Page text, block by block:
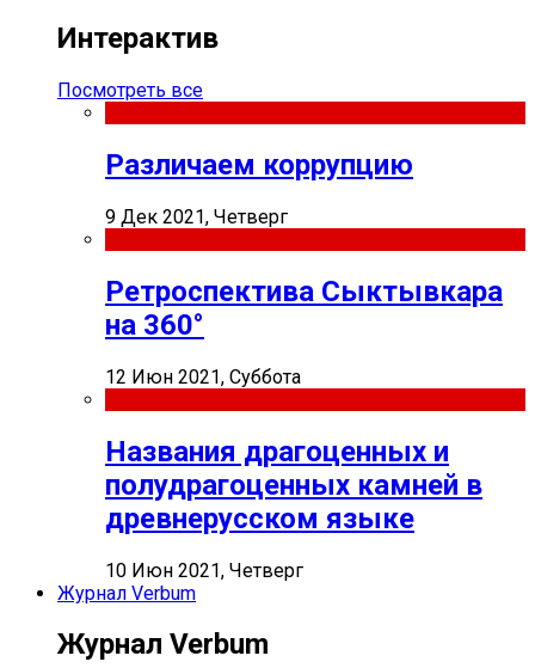
Интерактив
Посмотреть все
Различаем коррупцию
9 Дек 2021, Четверг
Ретроспектива Сыктывкара
на 360°
12 Июн 2021, Суббота
Названия драгоценных и
полудрагоценных камней в
древнерусском языке
10 Июн 2021, Четверг
Журнал Verbum
Журнал Verbum